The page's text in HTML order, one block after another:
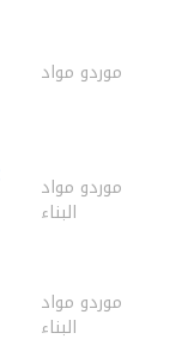
موردو مواد
موردو مواد
البناء
موردو مواد
البناء